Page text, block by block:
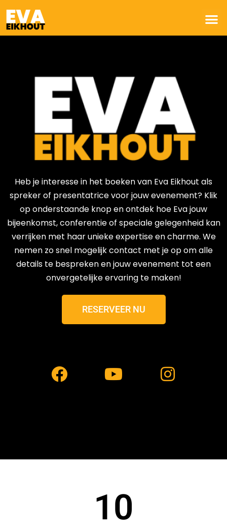
Heb je interesse in het boeken van Eva Eikhout als
spreker of presentatrice voor jouw evenement? Klik
op onderstaande knop en ontdek hoe Eva jouw
bijeenkomst, conferentie of speciale gelegenheid kan
verrijken met haar unieke expertise en charme. We
nemen zo snel mogelijk contact met je op om alle
details te bespreken en jouw evenement tot een
onvergetelijke ervaring te maken!
RESERVEER NU
10